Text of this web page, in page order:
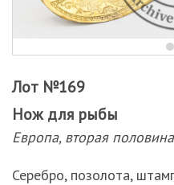
Лот №169
Нож для рыбы
Европа, вторая
Серебро, позолота,